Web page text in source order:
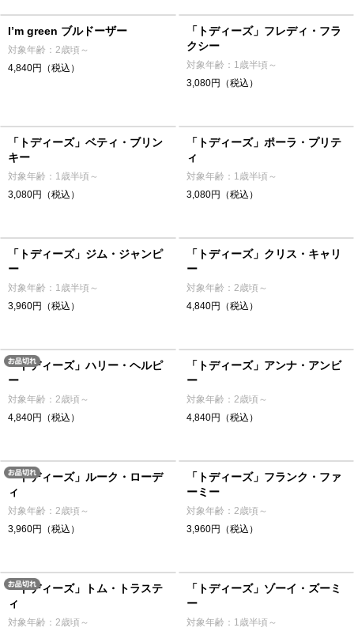
I’m green ブルドーザー
対象年齢：2歳頃～
4,840円（税込）
「トディーズ」フレディ・フラ
クシー
対象年齢：1歳半頃～
3,080円（税込）
「トディーズ」ベティ・ブリン
キー
対象年齢：1歳半頃～
3,080円（税込）
「トディーズ」ポーラ・プリテ
ィ
対象年齢：1歳半頃～
3,080円（税込）
「トディーズ」ジム・ジャンピ
ー
対象年齢：1歳半頃～
3,960円（税込）
「トディーズ」クリス・キャリ
ー
対象年齢：2歳頃～
4,840円（税込）
「トディーズ」ハリー・ヘルピ
ー
対象年齢：2歳頃～
4,840円（税込）
「トディーズ」アンナ・アンビ
ー
対象年齢：2歳頃～
4,840円（税込）
「トディーズ」ルーク・ローデ
ィ
対象年齢：2歳頃～
3,960円（税込）
「トディーズ」フランク・ファ
ーミー
対象年齢：2歳頃～
3,960円（税込）
「トディーズ」トム・トラステ
ィ
対象年齢：2歳頃～
「トディーズ」ゾーイ・ズーミ
ー
対象年齢：1歳半頃～